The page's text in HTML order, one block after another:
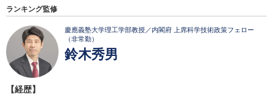
ランキング監修
慶應義塾大学理工学部教授／内閣府 上席科学技術政策フェロー
（非常勤）
鈴木秀男
【経歴】